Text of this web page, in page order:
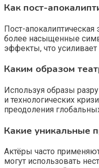
Как пост-
Пост-
более насыщенные
эффекты, что
Каким образом
Используя образы
и технологических
преодоления
Какие уникальные
Актёры часто
могут использовать